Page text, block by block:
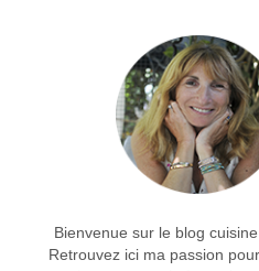
Bienvenue sur le blog
Retrouvez ici ma passion